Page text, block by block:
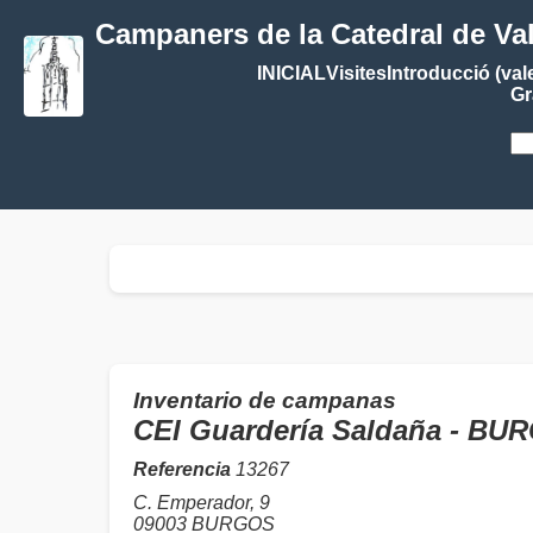
Campaners de la Catedral de
INICIALVisitesIntroducció
Inventario de campanas
CEI Guardería Saldaña -
Referencia 13267
C. Emperador, 9
09003 BURGOS